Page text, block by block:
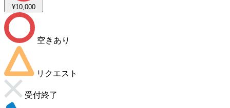
¥10,000
空きあり
リクエスト
受付終了